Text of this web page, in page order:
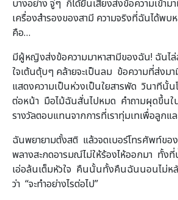
บางอย่าง จู่ๆ ก็ได้ยินเสียงส่งข้อความเข้า
เครื่องสำรองของสามี ความจริงที่ฉันได้พ
คือ…
มีผู้หญิงส่งข้อความมาหาสามีของฉัน! ฉันไล่
ใจเต้นตุ้บๆ คล้ายจะเป็นลม ข้อความที่ส่ง
แสดงความเป็นห่วงเป็นใยสารพัด วินาทีนั้
ต่อหน้า มือไม้ฉันสั่นไปหมด คำถามผุดขึ้นใ
รางวัลตอบแทนจากการที่เราทุ่มเทเพื่อลูกแ
ฉันพยายามตั้งสติ แล้วจดเบอร์โทรศัพท์ข
พลางสะกดอารมณ์ไม่ให้ร้องไห้ออกมา ทั้งที่
เอ่อล้นเต็มหัวใจ คืนนั้นทั้งคืนฉันนอนไม่ห
ว่า “จะทำอย่างไรต่อไป”